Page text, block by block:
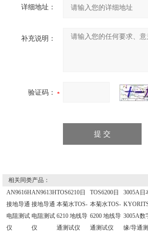
详细地址：
补充说明：
验证码：
相关同类产品：
AN9616H
接地导通
电阻测试
仪
AN9613H
接地导通
电阻测试
仪
TOS6210日
本菊水TOS-
6210 地线导
通测试仪
TOS6200日
本菊水TOS-
6200 地线导
通测试仪
3005A日
3005A数
缘/导通